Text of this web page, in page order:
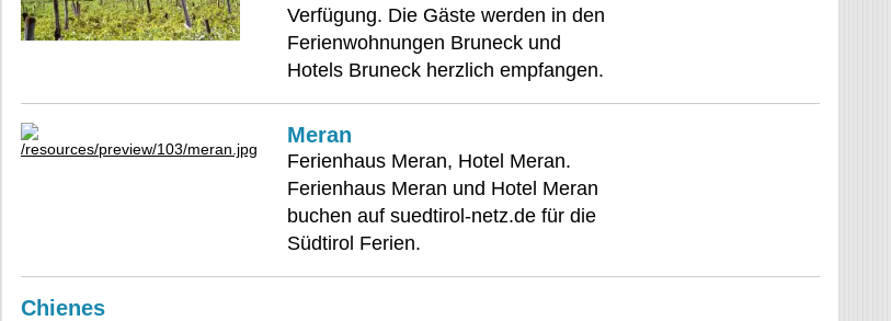
Verfügung. Die Gäste werden in den
Ferienwohnungen Bruneck und
Hotels Bruneck herzlich empfangen.
Meran
Ferienhaus Meran, Hotel Meran.
Ferienhaus Meran und Hotel Meran
buchen auf suedtirol-netz.de für die
Südtirol Ferien.
Chienes